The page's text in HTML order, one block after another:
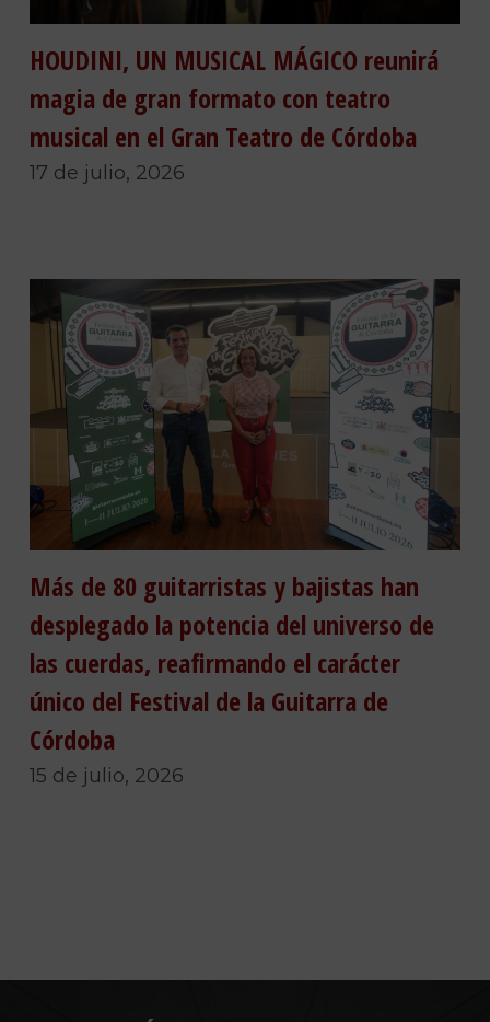
HOUDINI, UN MUSICAL MÁGICO reunirá
magia de gran formato con teatro
musical en el Gran Teatro de Córdoba
17 de julio, 2026
Más de 80 guitarristas y bajistas han
desplegado la potencia del universo de
las cuerdas, reafirmando el carácter
único del Festival de la Guitarra de
Córdoba
15 de julio, 2026